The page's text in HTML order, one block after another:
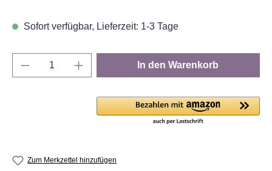
Sofort verfügbar, Lieferzeit: 1-3 Tage
Produkt Anzahl: Gib den gewünschten
In den Warenkorb
Zum Merkzettel hinzufügen